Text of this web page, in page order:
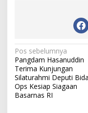
N
a
v
i
Pos sebelumnya
Pangdam Hasanuddin
Terima Kunjungan
Silaturahmi Deputi
Ops Kesiap Siagaan
Basarnas RI